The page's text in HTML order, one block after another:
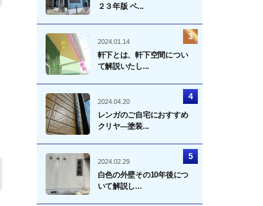
２３年版 ベ...
2024.01.14
軒下とは、軒下空間につい
て解説いたし...
2024.04.20
レンガのご自宅におすすめ
クリヤ―塗装...
2024.02.29
白色の外壁その10年後につ
いて解説し...